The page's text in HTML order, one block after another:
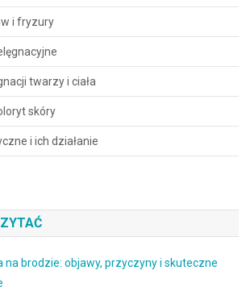
i fryzury
twarzy i ciała
skóry
i ich działanie
na brodzie: objawy, przyczyny i skuteczne